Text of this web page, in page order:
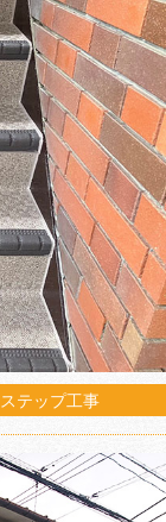
テップ工事